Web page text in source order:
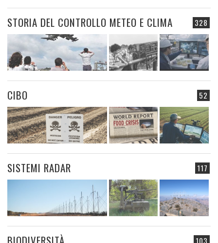
328
STORIA DEL CONTROLLO METEO E CLIMA
52
CIBO
117
SISTEMI RADAR
103